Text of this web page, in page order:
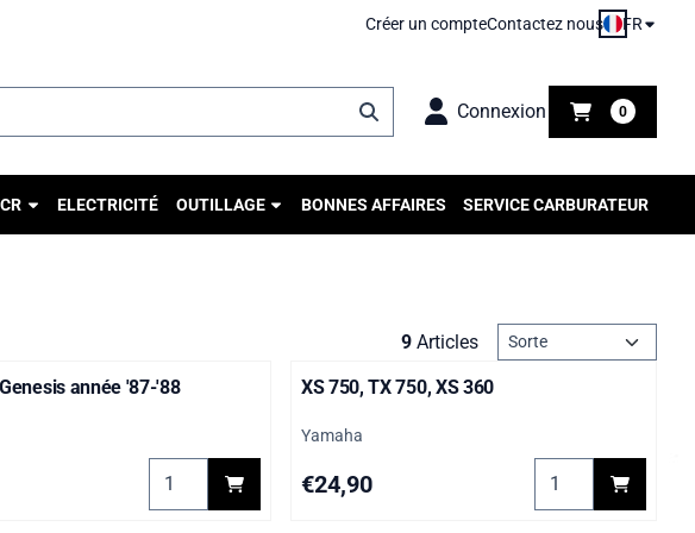
Créer un compteContactez nous FR
Connexion 0
ELECTRICITÉ OUTILLAGE BONNES AFFAIRES SERVICE CARBURATEUR
9 Articles Méthode de tri
Virago "88-"89, XV750 Virago "89-"97, SR500 48T "90-"95
année '87-'88
Choisir la quantité pour FZR 1000 Genesis année '87-'88
XS 750, TX 750, XS 360
Marque :
Yamaha
Prix: 24,90
€24,90 Choisir la